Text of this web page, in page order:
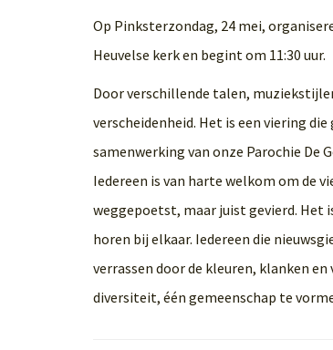
Op Pinksterzondag, 24 mei,
Heuvelse kerk en begint om 11:30 uur.
Door verschillende talen,
verscheidenheid. Het is een viering
samenwerking van onze Parochie De
Iedereen is van harte welkom om de
weggepoetst, maar juist gevierd. Het
horen bij elkaar. Iedereen die
verrassen door de kleuren, klanken
diversiteit, één gemeenschap te